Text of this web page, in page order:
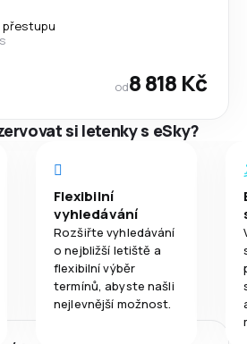
přestupu
od8 818 Kč
si letenky s eSky?
Flexibilní
vyhledávání
Rozšiřte vyhledávání
o nejbližší letiště a
flexibilní výběr
termínů, abyste našli
nejlevnější možnost.